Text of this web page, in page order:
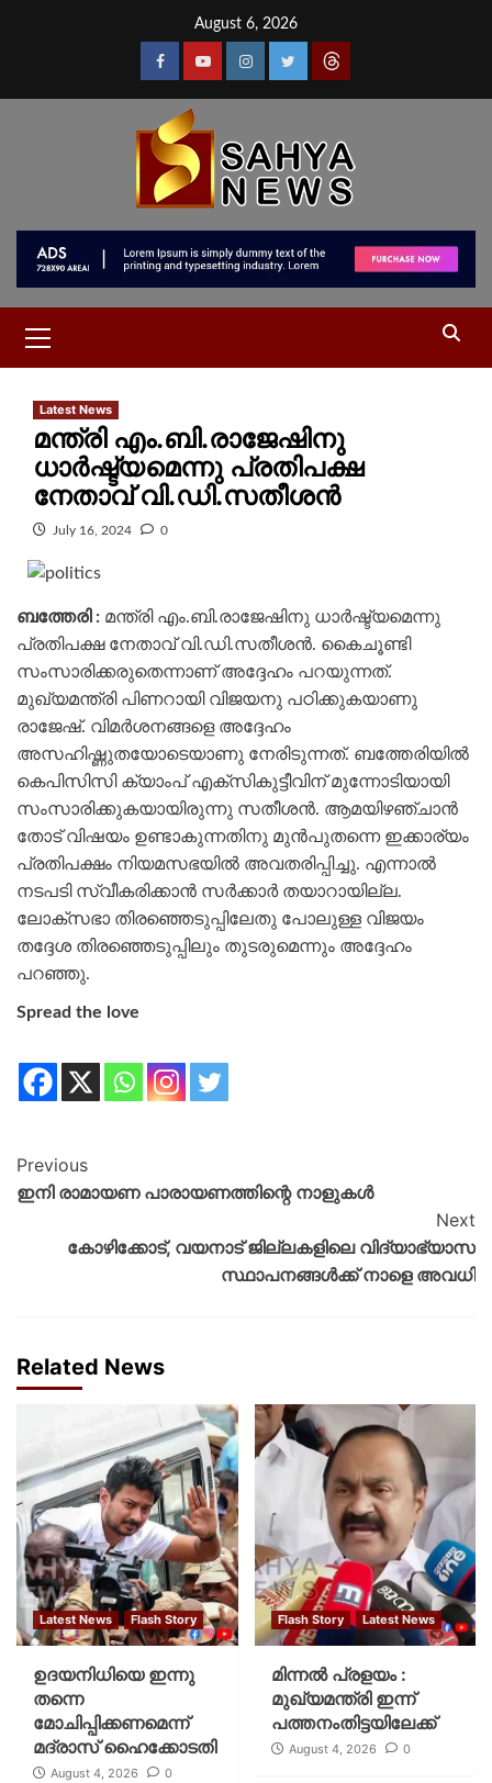
August 6, 2026
Latest News
മന്ത്രി എം.ബി.രാജേഷിനു
ധാർഷ്ട്യമെന്നു പ്രതിപക്ഷ
നേതാവ് വി.ഡി.സതീശൻ
July 16, 2024 0
ബത്തേരി : മന്ത്രി എം.ബി.രാജേഷിനു ധാർഷ്ട്യമെന്നു
പ്രതിപക്ഷ നേതാവ് വി.ഡി.സതീശൻ. കൈചൂണ്ടി
സംസാരിക്കരുതെന്നാണ് അദ്ദേഹം പറയുന്നത്.
മുഖ്യമന്ത്രി പിണറായി വിജയനു പഠിക്കുകയാണു
രാജേഷ്. വിമർശനങ്ങളെ അദ്ദേഹം
അസഹിഷ്ണുതയോടെയാണു നേരിടുന്നത്. ബത്തേരിയിൽ
കെപിസിസി ക്യാംപ് എക്സികുട്ടീവിന് മുന്നോടിയായി
സംസാരിക്കുകയായിരുന്നു സതീശൻ. ആമയിഴഞ്ചാൻ
തോട് വിഷയം ഉണ്ടാകുന്നതിനു മുൻപുതന്നെ ഇക്കാര്യം
പ്രതിപക്ഷം നിയമസഭയിൽ അവതരിപ്പിച്ചു. എന്നാൽ
നടപടി സ്വീകരിക്കാൻ സർക്കാർ തയാറായില്ല.
ലോക്‌സഭാ തിരഞ്ഞെടുപ്പിലേതു പോലുള്ള വിജയം
തദ്ദേശ തിരഞ്ഞെടുപ്പിലും തുടരുമെന്നും അദ്ദേഹം
പറഞ്ഞു.
Spread the love
Previous
ഇനി രാമായണ പാരായണത്തിന്റെ നാളുകൾ
Next
കോഴിക്കോട്, വയനാട് ജില്ലകളിലെ വിദ്യാഭ്യാസ
സ്ഥാപനങ്ങള്‍ക്ക് നാളെ അവധി
Related News
Latest News Flash Story
ഉദയനിധിയെ ഇന്നു
തന്നെ
മോചിപ്പിക്കണമെന്ന്
മദ്രാസ് ഹൈക്കോടതി
August 4, 2026 0
Flash Story Latest News
മിന്നല്‍ പ്രളയം :
മുഖ്യമന്ത്രി ഇന്ന്
പത്തനംതിട്ടയിലേക്ക്
August 4, 2026 0